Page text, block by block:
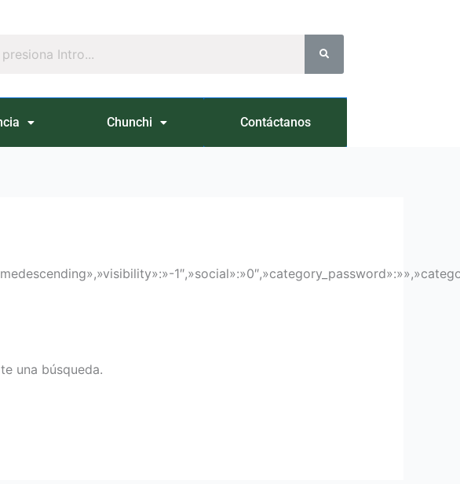
Chunchi Contáctanos
una búsqueda.